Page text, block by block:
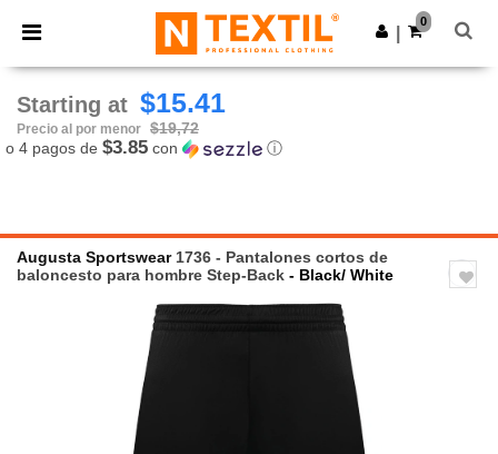
× App de Ntextil
¡Mejores precios en app!
Descargar app
0
Starting at $15.41
Precio al por menor $19,72
o 4 pagos de $3.85 con ⓘ
Augusta Sportswear1736 - Pantalones cortos de
baloncesto para hombre Step-Back - Black/ White